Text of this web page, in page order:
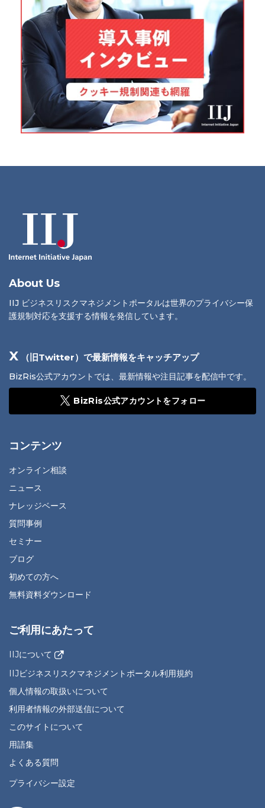
About Us
IIJ ビジネスリスクマネジメントポータルは世界のプライバシー保
護規制対応を支援する情報を発信しています。
X （旧Twitter）で最新情報をキャッチアップ
BizRis公式アカウントでは、最新情報や注目記事を配信中です。
BizRis公式アカウントをフォロー
コンテンツ
オンライン相談
ニュース
ナレッジベース
質問事例
セミナー
ブログ
初めての方へ
無料資料ダウンロード
ご利用にあたって
IIJについて
IIJビジネスリスクマネジメントポータル利用規約
個人情報の取扱いについて
利用者情報の外部送信について
このサイトについて
用語集
よくある質問
プライバシー設定